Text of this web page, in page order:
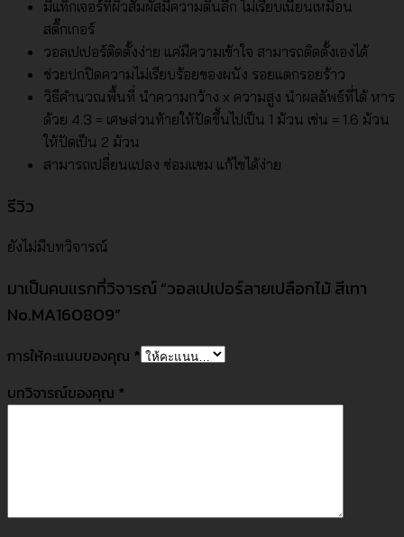
มีแท็กเจอร์ที่ผิวสัมผัสมีความตื้นลึก ไม่เรียบเนียนเหมือน
สติ๊กเกอร์
วอลเปเปอร์ติดตั้งง่าย แค่มีความเข้าใจ สามารถติดตั้งเองได้
ช่วยปกปิดความไม่เรียบร้อยของผนัง รอยแตกรอยร้าว
วิธีคำนวณพื้นที่ นำความกว้าง x ความสูง นำผลลัพธ์ที่ได้ หาร
ด้วย 4.3 = เศษส่วนท้ายให้ปัดขึ้นไปเป็น 1 ม้วน เช่น = 1.6 ม้วน
ให้ปัดเป็น 2 ม้วน
สามารถเปลี่ยนแปลง ซ่อมแซม แก้ไขได้ง่าย
รีวิว
ยังไม่มีบทวิจารณ์
มาเป็นคนแรกที่วิจารณ์ “วอลเปเปอร์ลายเปลือกไม้ สีเทา
No.MA160809”
การให้คะแนนของคุณ *
บทวิจารณ์ของคุณ *